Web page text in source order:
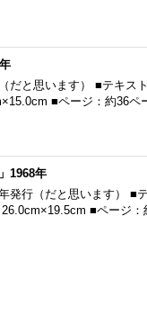
だと思います） ■テキス
■ページ：約36
1968年
発行（だと思います） ■
■ページ